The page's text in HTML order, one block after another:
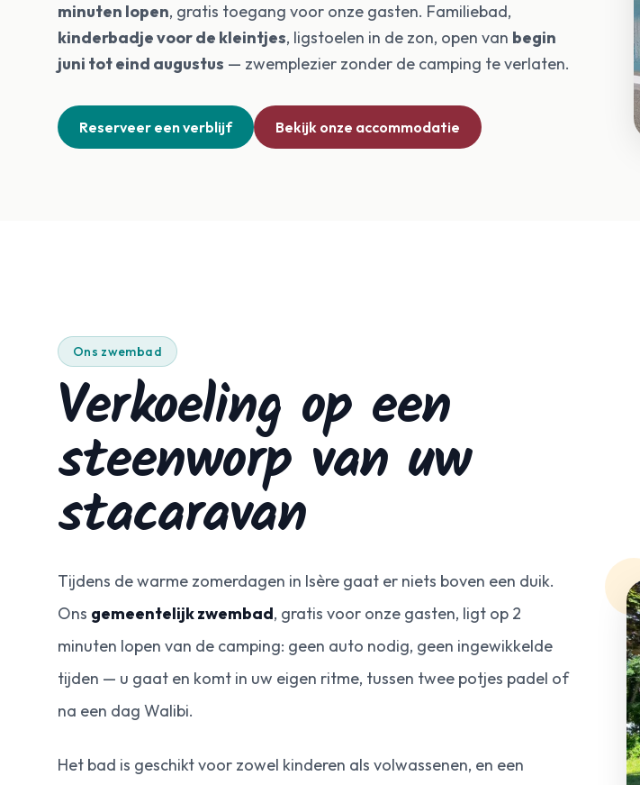
minuten lopen, gratis toegang voor onze gasten. Familiebad,
kinderbadje voor de kleintjes, ligstoelen in de zon, open van begin
juni tot eind augustus — zwemplezier zonder de camping te verlaten.
Reserveer een verblijf Bekijk onze accommodatie
Ons zwembad
Verkoeling op een
steenworp van uw
stacaravan
Tijdens de warme zomerdagen in Isère gaat er niets boven een duik.
Ons gemeentelijk zwembad, gratis voor onze gasten, ligt op 2
minuten lopen van de camping: geen auto nodig, geen ingewikkelde
tijden — u gaat en komt in uw eigen ritme, tussen twee potjes padel of
na een dag Walibi.
Het bad is geschikt voor zowel kinderen als volwassenen, en een